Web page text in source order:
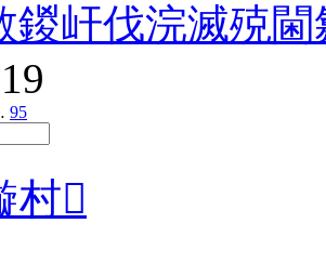
屽伐浣滅殑閫
95
村